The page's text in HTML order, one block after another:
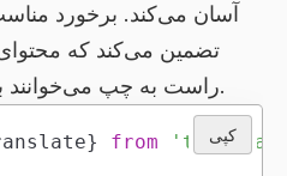
آسان می‌کند. برخورد
تضمین می‌کند که محتوای
راست به چپ می‌خوانند به‌درستی نمایش داده شود.
کپی } from